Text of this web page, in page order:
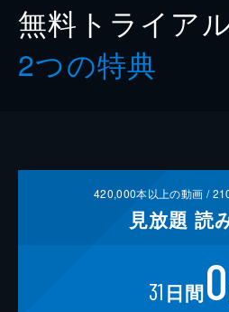
無料トライア
2つの特典
420,000本以上の動画 /
見放題 読
31 日間0